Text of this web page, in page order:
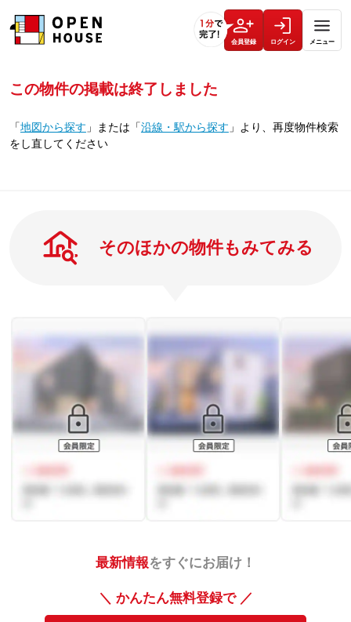
会員登録 ログイン メニュー
この物件の掲載は終了しました
「地図から探す 」 または 「沿線・駅から探す 」 より、再度物件検索
をし直してください
そのほかの物件もみてみる
最新情報をすぐにお届け！
＼ かんたん無料登録で ／